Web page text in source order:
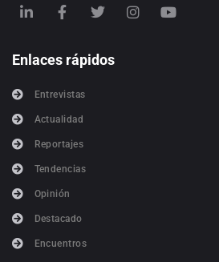
Enlaces rápidos
Entrevistas
Actualidad
Reportajes
Tendencias
Opinión
Destacado
Encuentros